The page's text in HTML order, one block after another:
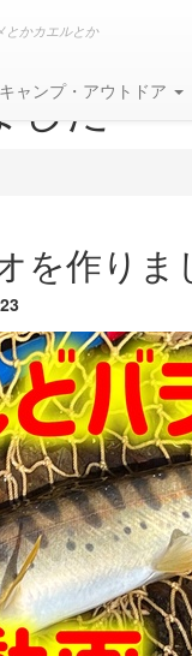
とかカエルとか
キャンプ・アウトドア
した
を作りま